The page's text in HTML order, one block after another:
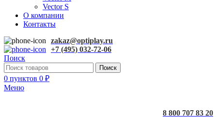
Vector S
О компании
Контакты
zakaz@optiplay.ru
+7 (495) 032-72-06
Поиск
Поиск
0 пунктов 0 ₽
Меню
8 800 707 83 20